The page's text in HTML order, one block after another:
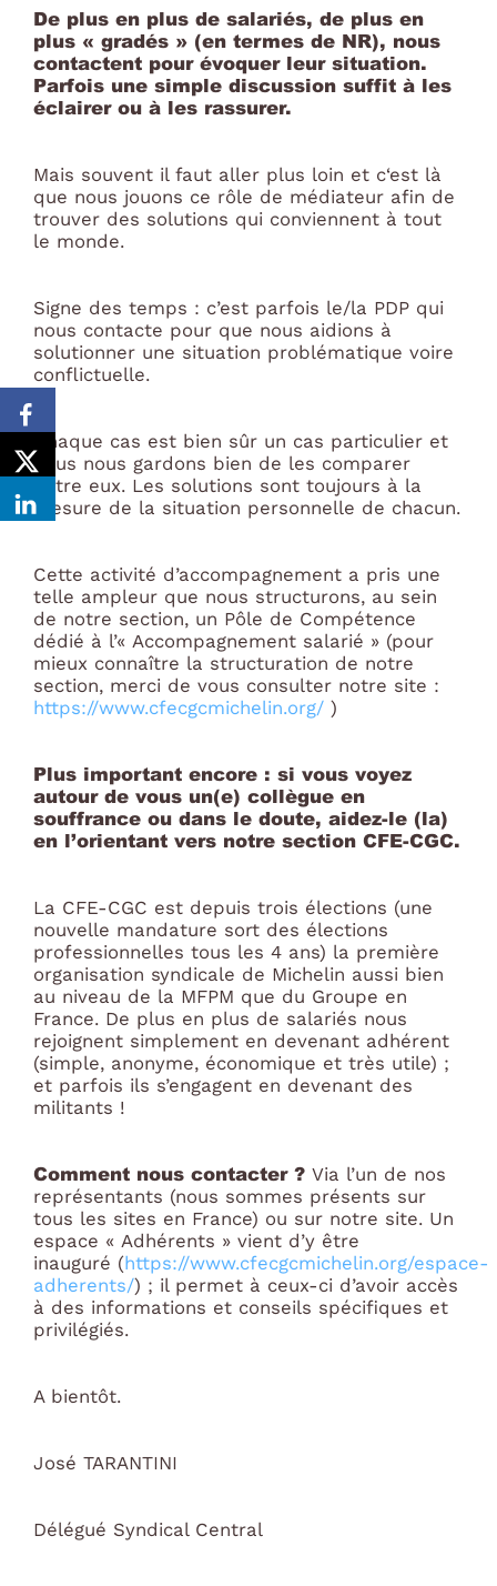
De plus en plus de salariés, de plus en
plus « gradés » (en termes de NR), nous
contactent pour évoquer leur situation.
Parfois une simple discussion suffit à les
éclairer ou à les rassurer.
Mais souvent il faut aller plus loin et c‘est là
que nous jouons ce rôle de médiateur afin de
trouver des solutions qui conviennent à tout
le monde.
Signe des temps : c’est parfois le/la PDP qui
nous contacte pour que nous aidions à
solutionner une situation problématique voire
conflictuelle.
Chaque cas est bien sûr un cas particulier et
nous nous gardons bien de les comparer
entre eux. Les solutions sont toujours à la
mesure de la situation personnelle de chacun.
Cette activité d’accompagnement a pris une
telle ampleur que nous structurons, au sein
de notre section, un Pôle de Compétence
dédié à l’« Accompagnement salarié » (pour
mieux connaître la structuration de notre
section, merci de vous consulter notre site :
https://www.cfecgcmichelin.org/ )
Plus important encore : si vous voyez
autour de vous un(e) collègue en
souffrance ou dans le doute, aidez-le (la)
en l’orientant vers notre section CFE-CGC.
La CFE-CGC est depuis trois élections (une
nouvelle mandature sort des élections
professionnelles tous les 4 ans) la première
organisation syndicale de Michelin aussi bien
au niveau de la MFPM que du Groupe en
France. De plus en plus de salariés nous
rejoignent simplement en devenant adhérent
(simple, anonyme, économique et très utile) ;
et parfois ils s’engagent en devenant des
militants !
Comment nous contacter ? Via l’un de nos
représentants (nous sommes présents sur
tous les sites en France) ou sur notre site. Un
espace « Adhérents » vient d’y être
inauguré (https://www.cfecgcmichelin.org/espace-
adherents/) ; il permet à ceux-ci d’avoir accès
à des informations et conseils spécifiques et
privilégiés.
A bientôt.
José TARANTINI
Délégué Syndical Central